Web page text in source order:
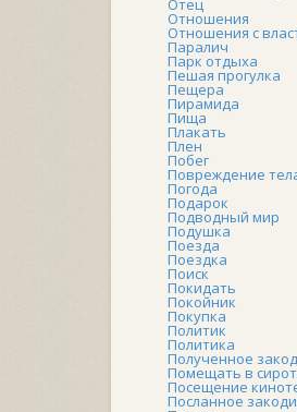
Отец
Отношения
Отношения с
Паралич
Парк отдыха
Пешая прогулка
Пещера
Пирамида
Пища
Плакать
Плен
Побег
Повреждение
Погода
Подарок
Подводный мир
Подушка
Поезда
Поездка
Поиск
Покидать
Покойник
Покупка
Политик
Политика
Полученное
Помещать в
Посещение
Посланное